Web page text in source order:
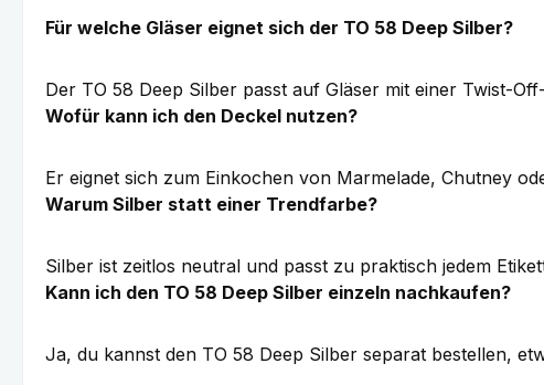
Für welche Gläser eignet sich der TO 58 Deep Silber?
Der TO 58 Deep Silber passt auf Gläser mit einer Twist-
Wofür kann ich den Deckel nutzen?
Er eignet sich zum Einkochen von Marmelade, Chutney
Warum Silber statt einer Trendfarbe?
Silber ist zeitlos neutral und passt zu praktisch jedem
Kann ich den TO 58 Deep Silber einzeln nachkaufen?
Ja, du kannst den TO 58 Deep Silber separat bestellen,